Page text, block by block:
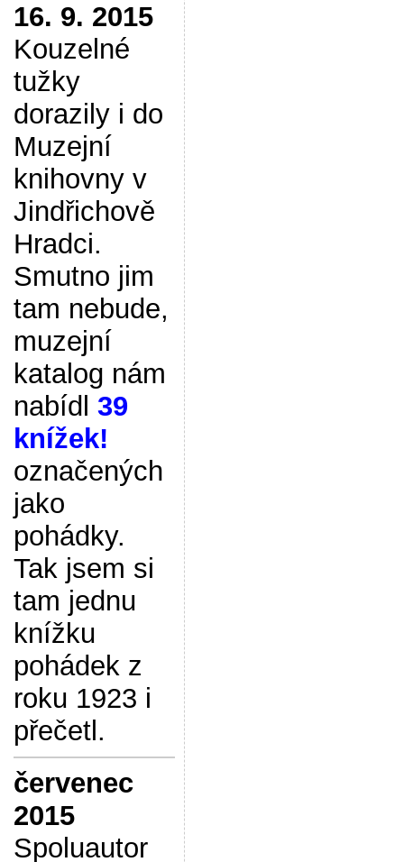
16. 9. 2015
Kouzelné
tužky
dorazily i do
Muzejní
knihovny v
Jindřichově
Hradci.
Smutno jim
tam nebude,
muzejní
katalog nám
nabídl 39
knížek!
označených
jako
pohádky.
Tak jsem si
tam jednu
knížku
pohádek z
roku 1923 i
přečetl.
červenec
2015
Spoluautor